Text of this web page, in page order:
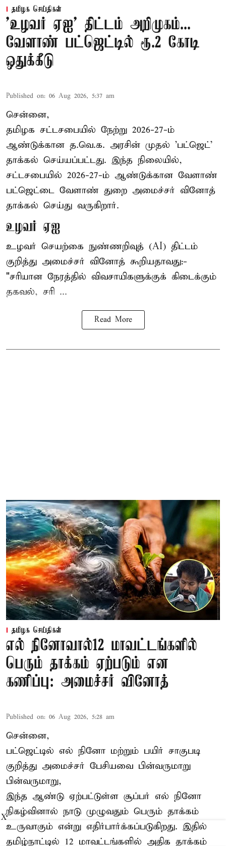
தமிழக செய்திகள்
'உழவர் ஏஐ' திட்டம் அறிமுகம்...
வேளாண் பட்ஜெட்டில் ரூ.2 கோடி
ஒதுக்கீடு
Published on: 06 Aug 2026, 5:37 am
சென்னை,
தமிழக சட்டசபையில் நேற்று 2026-27-ம்
ஆண்டுக்கான த.வெ.க. அரசின் முதல் 'பட்ஜெட்'
தாக்கல் செய்யப்பட்டது. இந்த நிலையில்,
சட்டசபையில் 2026-27-ம் ஆண்டுக்கான வேளாண்
பட்ஜெட்டை வேளாண் துறை அமைச்சர் வினோத்
தாக்கல் செய்து வருகிறார்.
உழவர் ஏஐ
உழவர் செயற்கை நுண்ணறிவுத் (AI) திட்டம்
குறித்து அமைச்சர் வினோத் கூறியதாவது:-
"சரியான நேரத்தில் விவசாயிகளுக்குக் கிடைக்கும்
தகவல், சரி ...
Read More
தமிழக செய்திகள்
எல் நினோவால்12 மாவட்டங்களில்
பெரும் தாக்கம் ஏற்படும் என
கணிப்பு: அமைச்சர் வினோத்
Published on: 06 Aug 2026, 5:28 am
சென்னை,
பட்ஜெட்டில் எல் நினோ மற்றும் பயிர் சாகுபடி
குறித்து அமைச்சர் பேசியவை பின்வருமாறு
பின்வருமாறு,
இந்த ஆண்டு ஏற்பட்டுள்ள சூப்பர் எல் நினோ
நிகழ்வினால் நாடு முழுவதும் பெரும் தாக்கம்
உருவாகும் என்று எதிர்பார்க்கப்படுகிறது. இதில்
தமிழ்நாட்டில் 12 மாவட்டங்களில் அதிக தாக்கம்
X